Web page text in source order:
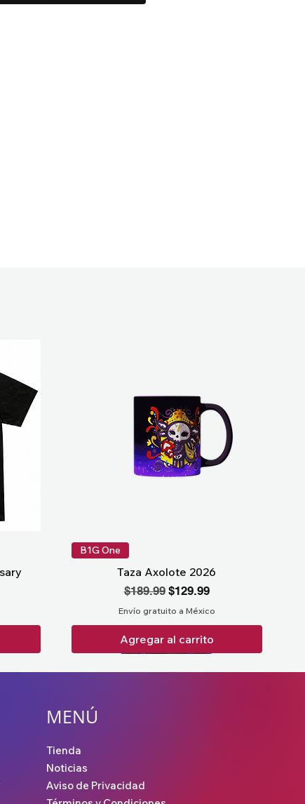
B1G One
Taza Axolote 2026
Precio
$189.99 Precio de oferta
$129.99
Envío gratuito a México
Agregar al carrito
MENÚ
Tienda
Noticias
Aviso de Privacidad